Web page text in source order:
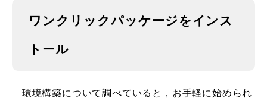
ワンクリックパッケージをインス
トール
環境構築について調べていると，お手軽に始められ